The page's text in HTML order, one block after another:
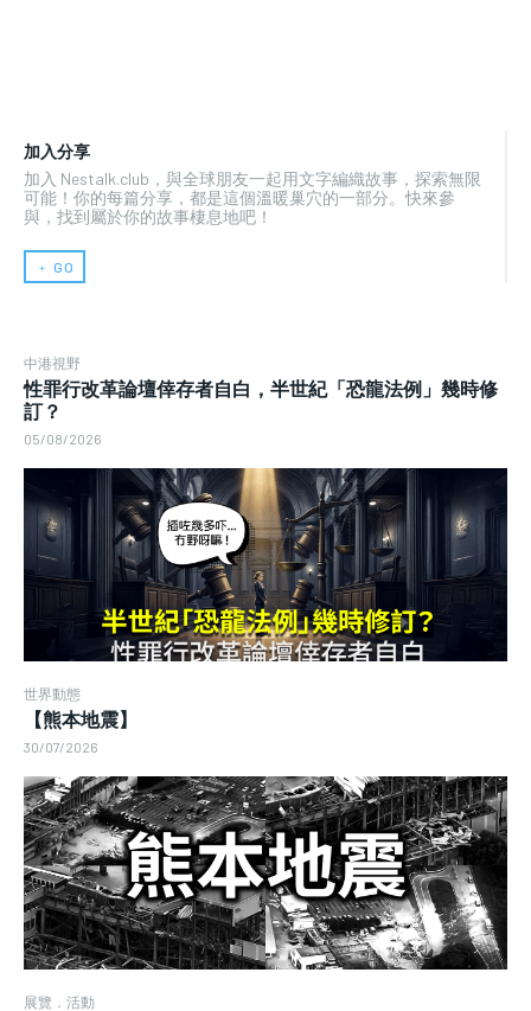
加入分享
加入 Nestalk.club，與全球朋友一起用文字編織故事，探索無限
可能！你的每篇分享，都是這個溫暖巢穴的一部分。快來參
與，找到屬於你的故事棲息地吧！
﹢ GO
中港視野
性罪行改革論壇倖存者自白，半世紀「恐龍法例」幾時修
訂？
05/08/2026
世界動態
【熊本地震】
30/07/2026
展覽．活動